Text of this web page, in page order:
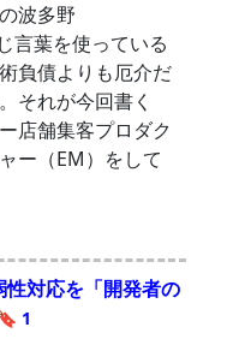
波多野
言葉を使っている
負債よりも厄介だ
それが今回書く
店舗集客プロダク
ー（EM）をして
対応を「開発者の
1